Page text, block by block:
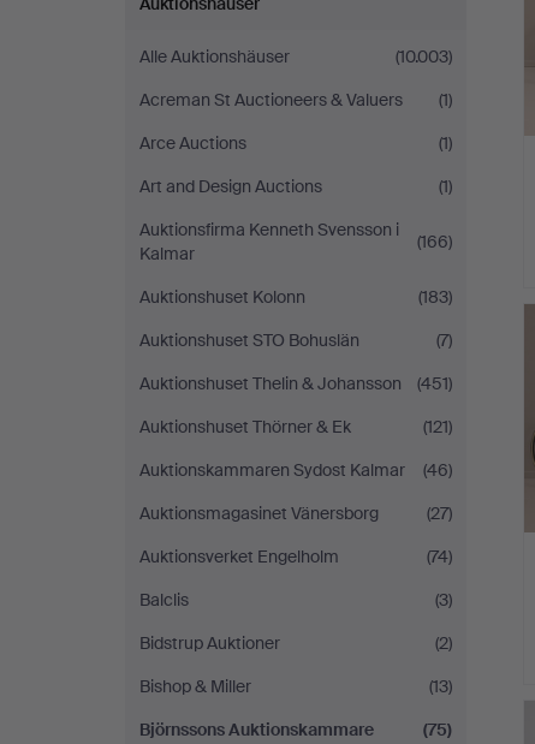
Alle Auktionshäuser
(10.003)
Acreman St Auctioneers & Valuers
(1)
Arce Auctions
(1)
Art and Design Auctions
(1)
Auktionsfirma Kenneth Svensson i
Kalmar
(166)
Auktionshuset Kolonn
(183)
Auktionshuset STO Bohuslän
(7)
Auktionshuset Thelin & Johansson
(451)
Auktionshuset Thörner & Ek
(121)
Auktionskammaren Sydost Kalmar
(46)
Auktionsmagasinet Vänersborg
(27)
Auktionsverket Engelholm
(74)
Balclis
(3)
Bidstrup Auktioner
(2)
Bishop & Miller
(13)
Björnssons Auktionskammare
(75)